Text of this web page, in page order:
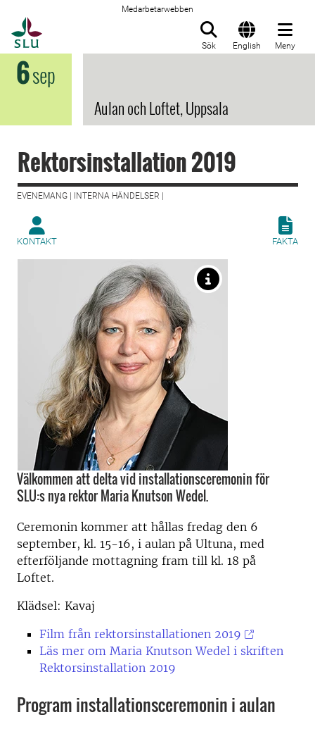
Medarbetarwebben
Sök English Meny
6sep
Aulan och Loftet, Uppsala
Rektorsinstallation 2019
EVENEMANG | INTERNA HÄNDELSER |
KONTAKT FAKTA
Välkommen att delta vid installationsceremonin för
SLU:s nya rektor Maria Knutson Wedel.
Ceremonin kommer att hållas fredag den 6
september, kl. 15-16, i aulan på Ultuna, med
efterföljande mottagning fram till kl. 18 på
Loftet.
Klädsel: Kavaj
Film från rektorsinstallationen 2019
Läs mer om Maria Knutson Wedel i skriften
Rektorsinstallation 2019
Program installationsceremonin i aulan